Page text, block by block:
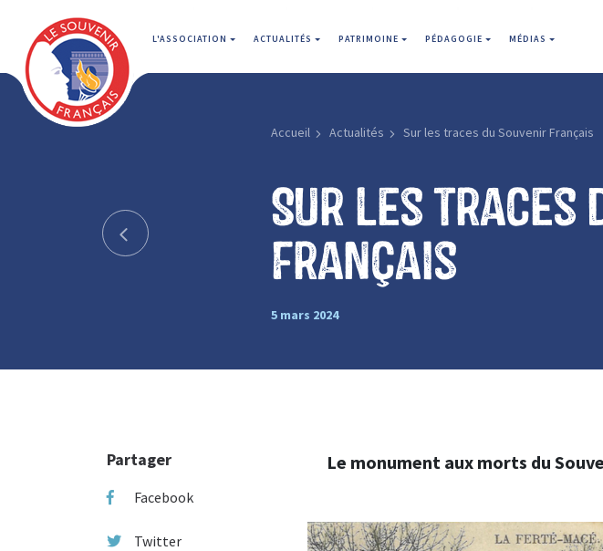
L'ASSOCIATION ACTUALITÉS PATRIMOINE PÉDAGOGIE MÉDIAS
Accueil Actualités Sur les traces du Souvenir Français
Sur les traces
Français
5 mars 2024
Partager
Facebook
Twitter
Le monument aux morts du